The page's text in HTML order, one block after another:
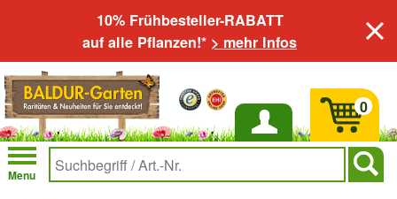
10% Frühbesteller-RABATT
auf alle Pflanzen!* > mehr Infos
Anmelden
Menu
0